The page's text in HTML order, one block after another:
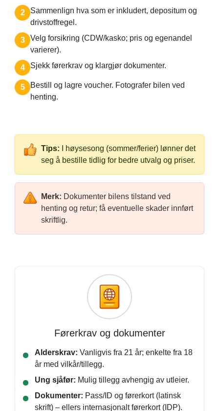
2
Sammenlign hva som er inkludert, depositum og
drivstoffregel.
3
Velg forsikring (CDW/kasko; pris og egenandel
varierer).
4 Sjekk førerkrav og klargjør dokumenter.
5
Bestill og lagre voucher. Fotografer bilen ved
henting.
Tips: I høysesong (sommer/ferier) lønner det
seg å bestille tidlig for bedre utvalg og priser.
Merk: Dokumenter bilens tilstand ved
henting og retur; få eventuelle skader innført
skriftlig.
Førerkrav og dokumenter
Alderskrav: Vanligvis fra 21 år; enkelte fra 18
år med vilkår/tillegg.
Ung sjåfør: Mulig tillegg avhengig av utleier.
Dokumenter: Pass/ID og førerkort (latinsk
skrift) – ellers internasjonalt førerkort (IDP).